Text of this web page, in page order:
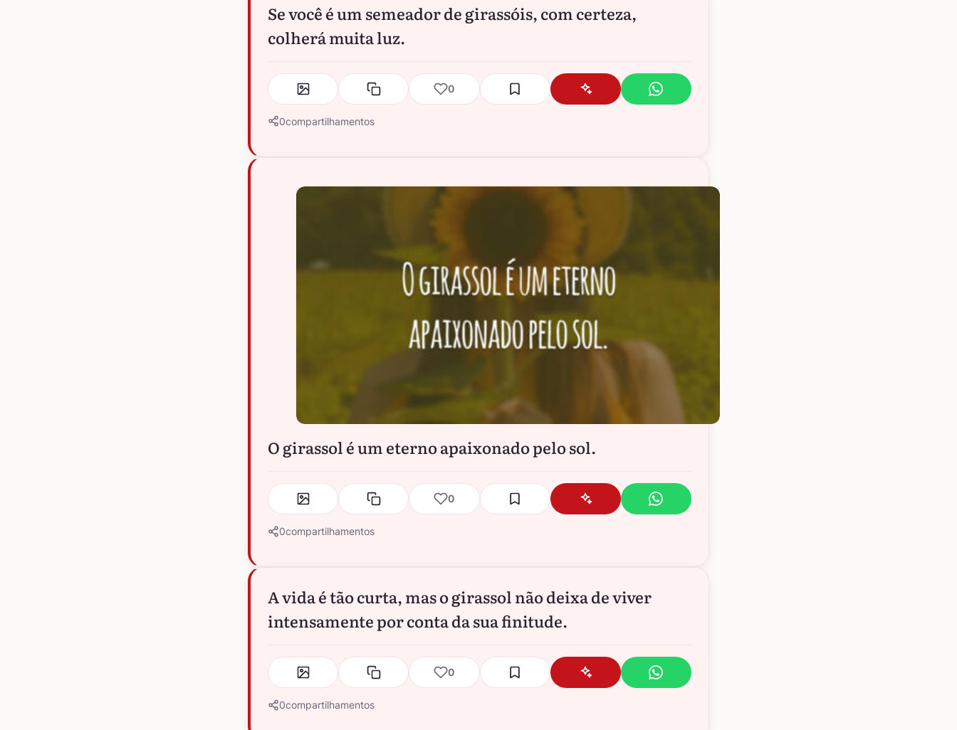
Se você é um semeador de girassóis, com certeza,
colherá muita luz.
0
0compartilhamentos
O girassol é um eterno apaixonado pelo sol.
0
0compartilhamentos
A vida é tão curta, mas o girassol não deixa de viver
intensamente por conta da sua finitude.
0
0compartilhamentos